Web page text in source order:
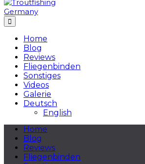
Home
Blog
Reviews
Fliegenbinden
Sonstiges
Videos
Galerie
Deutsch
English
Home
Blog
Reviews
Fliegenbinden